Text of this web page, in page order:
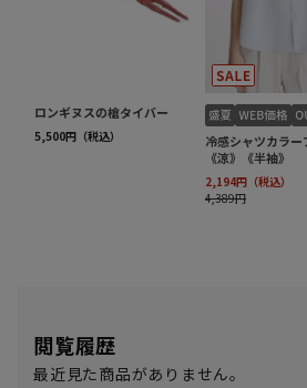
閲覧履歴
最近見た商品がありません。